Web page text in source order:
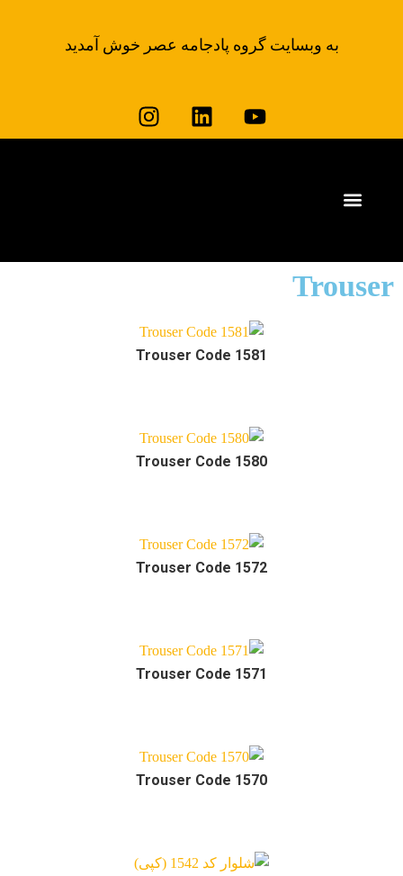
به وبسایت گروه پادجامه عصر خوش آمدید
Trouser
Trouser Code 1581
Trouser Code 1580
Trouser Code 1572
Trouser Code 1571
Trouser Code 1570